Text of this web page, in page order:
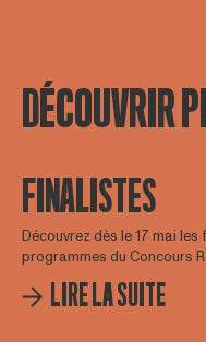
DÉCOUVRIR
FINALISTES
Découvrez dès le 17 mai
programmes du Concours
LIRE LA SUITE